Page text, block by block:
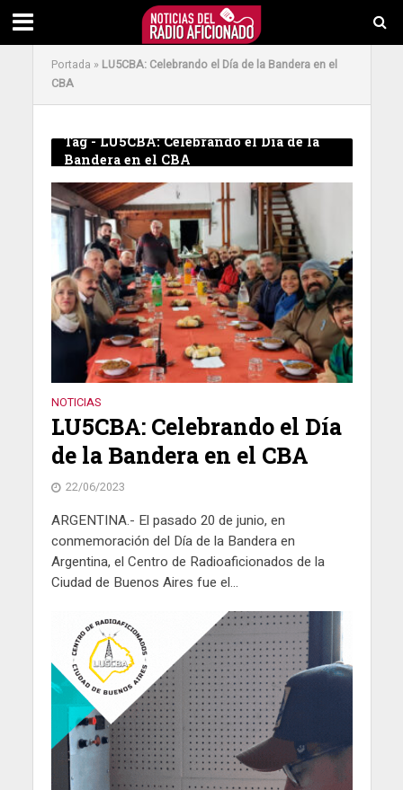
Portada » LU5CBA: Celebrando el Día de la Bandera en el
CBA
Tag - LU5CBA: Celebrando el Día de la
Bandera en el CBA
NOTICIAS
LU5CBA: Celebrando el Día
de la Bandera en el CBA
22/06/2023
ARGENTINA.- El pasado 20 de junio, en
conmemoración del Día de la Bandera en
Argentina, el Centro de Radioaficionados de la
Ciudad de Buenos Aires fue el...